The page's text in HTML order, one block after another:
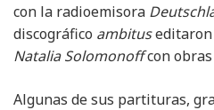
con la radioemisora
discográfico ambituseditaron
Natalia Solomonoffcon obras
Algunas de sus partituras,